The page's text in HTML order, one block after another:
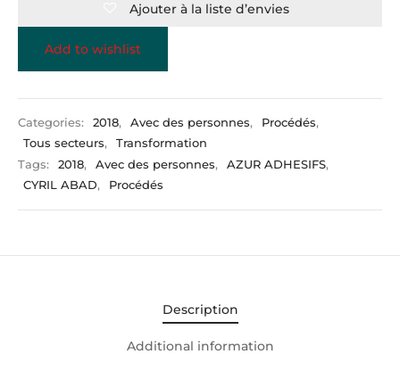
Ajouter à la liste d’envies
Add to wishlist
Categories: 2018, Avec des personnes, Procédés,
Tous secteurs,
Transformation
Tags:
2018, Avec des personnes, AZUR ADHESIFS,
CYRIL ABAD, Procédés
Description
Additional information